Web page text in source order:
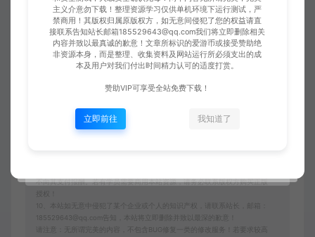
3、本站提供的所有资源仅供学习参考使用，版权归原著所有，禁止下载本
站资源参与商业和非法行为，请在24小时之内自行删除！
4、本站会员只是赞助，赞助费用仅维持本站的日常运营开支所需！若您需
要商业运营或用于其他商业活动，请您购买正版授权并合法使用！
5、用户使用本网站必须遵守使用的法律法规，对于用户违法使用本站非法
运营而引起的一切责任由用户自行承担！
的条件是必须接受本站“免责申明”，如不遵守，请勿访问或使用本网站！
后果自己负责，本站不承担任何责任本站已经进行告知义务。
8、凡以任何方式登陆本网站或直接、间接使用本网站资料者，视为自愿接
受本网站声明的约束。
不向其支付报酬。若有学员需要商用本站资源，请务必联系版权方购买正版
10、本站如无意中侵犯了某个企业或个人的知识产权，请联系站长，邮箱：
185529643@qq.com告知，本站将立即删除并致以最深的歉意！
请注意：无所谓完美的内容，不包含BUG修复一类的修改服务！若要求较高
主义介意勿下载！整理资源学习仅供单机环境下运行测试，严
禁商用！其版权归属原版权方，如无意间侵犯了您的权益请直
接联系告知站长邮箱185529643@qq.com我们将立即删除相关
内容并致以最真诚的歉意！文章所标识的爱游币或接受赞助绝
非资源本身，而是整理、收集资料及网站运行所必须支出的成
本及用户对我们付出时间精力认可的适度打赏。
赞助VIP可享受全站免费下载！
立即前往 我知道了